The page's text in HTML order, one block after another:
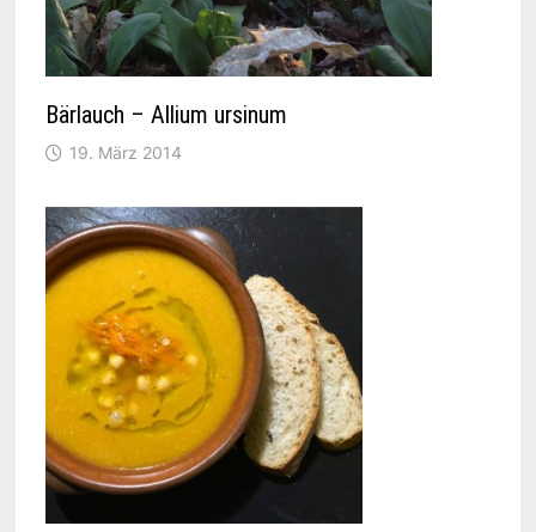
Bärlauch – Allium ursinum
19. März 2014